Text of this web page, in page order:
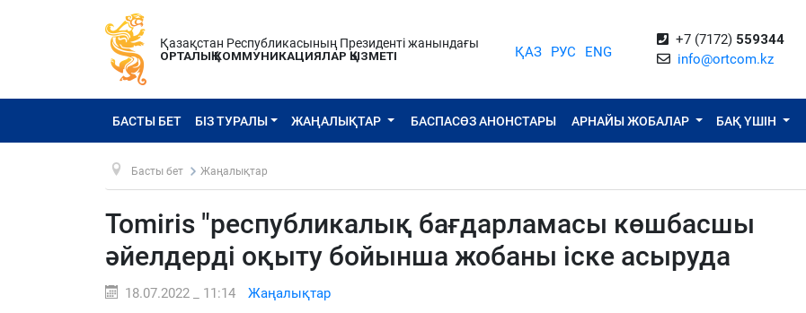
Қазақстан Республикасының Президенті жанындағы
ОРТАЛЫҚ КОММУНИКАЦИЯЛАР ҚЫЗМЕТІ
ҚАЗ РУС ENG
+7 (7172) 559344
info@ortcom.kz
БАСТЫ БЕТ БІЗ ТУРАЛЫ ЖАҢАЛЫҚТАР БАСПАСӨЗ АНОНСТАРЫ АРНАЙЫ ЖОБАЛАР БАҚ ҮШІН
Басты бет Жаңалықтар
Tomiris "республикалық бағдарламасы көшбасшы
әйелдерді оқыту бойынша жобаны іске асыруда
18.07.2022 _ 11:14 Жаңалықтар